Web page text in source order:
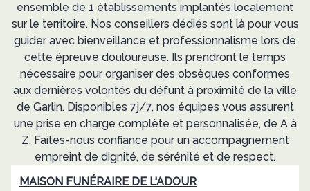
ensemble de 1 établissements implantés localement
sur le territoire. Nos conseillers dédiés sont là pour vous
guider avec bienveillance et professionnalisme lors de
cette épreuve douloureuse. Ils prendront le temps
nécessaire pour organiser des obsèques conformes
aux dernières volontés du défunt à proximité de la ville
de Garlin. Disponibles 7j/7, nos équipes vous assurent
une prise en charge complète et personnalisée, de A à
Z. Faites-nous confiance pour un accompagnement
empreint de dignité, de sérénité et de respect.
MAISON FUNÉRAIRE DE L'ADOUR